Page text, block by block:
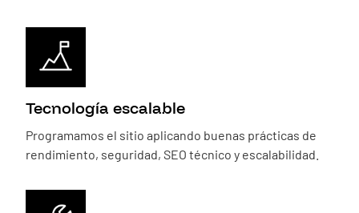
Tecnología escalable
Programamos el sitio aplicando buenas prácticas de
rendimiento, seguridad, SEO técnico y escalabilidad.